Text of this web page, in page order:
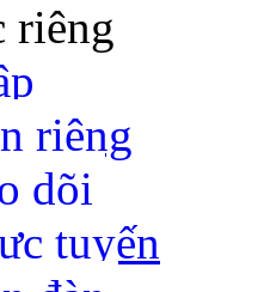
riêng
riêng
dõi
tuyến